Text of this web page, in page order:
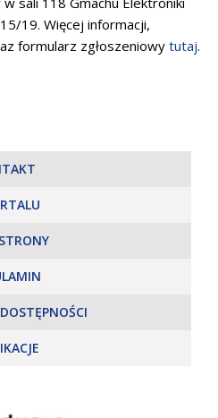
19. Więcej informacji,
formularz zgłoszeniowy tutaj.